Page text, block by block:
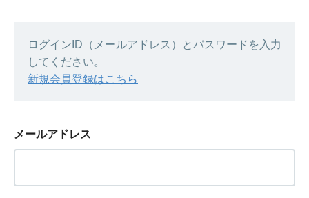
ログインID（メールアドレス）とパスワードを入力
してください。
新規会員登録はこちら
メールアドレス